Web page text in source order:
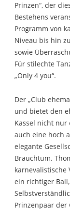
Prinzen“, der
Bestehens
Programm von
Niveau bis hin
sowie
Für stilechte
„Only 4 you“.
Der „Club
und bietet den
Kassel nicht nur
auch eine hoch
elegante
Brauchtum.
karnevalistische
ein richtiger
Prinzenpaar der